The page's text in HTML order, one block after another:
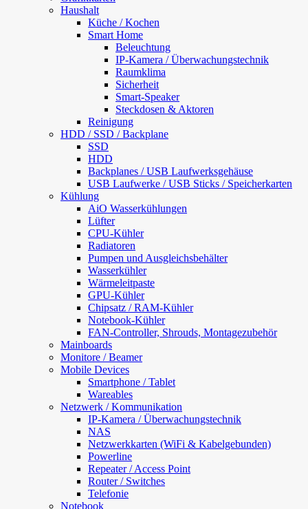
Haushalt
Küche / Kochen
Smart Home
Beleuchtung
IP-Kamera / Überwachungstechnik
Raumklima
Sicherheit
Smart-Speaker
Steckdosen & Aktoren
Reinigung
HDD / SSD / Backplane
SSD
HDD
Backplanes / USB Laufwerksgehäuse
USB Laufwerke / USB Sticks / Speicherkarten
Kühlung
AiO Wasserkühlungen
Lüfter
CPU-Kühler
Radiatoren
Pumpen und Ausgleichsbehälter
Wasserkühler
Wärmeleitpaste
GPU-Kühler
Chipsatz / RAM-Kühler
Notebook-Kühler
FAN-Controller, Shrouds, Montagezubehör
Mainboards
Monitore / Beamer
Mobile Devices
Smartphone / Tablet
Wareables
Netzwerk / Kommunikation
IP-Kamera / Überwachungstechnik
NAS
Netzwerkkarten (WiFi & Kabelgebunden)
Powerline
Repeater / Access Point
Router / Switches
Telefonie
Notebook